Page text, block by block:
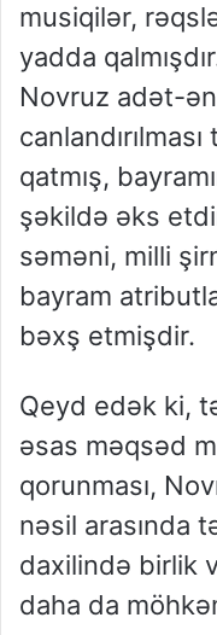
musiqilər,
yadda
Novruz adət-
qatmış,
şəkildə əks
səməni, milli
bayram
bəxş etmişdir.
Qeyd edək ki,
əsas məqsəd
qorunması,
nəsil arasında
daxilində birlik
daha da